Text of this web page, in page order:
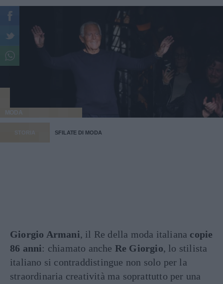
MODA
STORIA SFILATE DI MODA
Giorgio Armani, il Re della moda italiana copie
86 anni: chiamato anche Re Giorgio, lo stilista
italiano si contraddistingue non solo per la
straordinaria creatività ma soprattutto per una